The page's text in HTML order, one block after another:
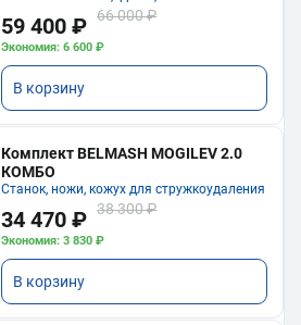
59 400 ₽ 66 000 ₽
Экономия: 6 600 ₽
В корзину
Комплект BELMASH MOGILEV 2.0
КОМБО
Станок, ножи, кожух для стружкоудаления
34 470 ₽ 38 300 ₽
Экономия: 3 830 ₽
В корзину